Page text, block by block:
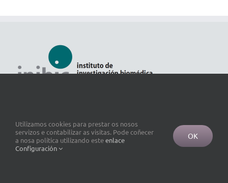
Utilizamos cookies para prestar os nosos
servizos e contabilizar as visitas. Pode coñecer
a nosa política utilizando esteenlace
Configuración
OK